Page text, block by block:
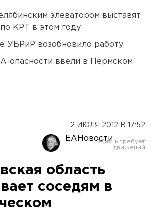
элеватором выставят
КРТ в этом году
УБРиР возобновило работу
опасности ввели в Пермском
2 ИЮЛЯ 2012 В 17:52
ЕАНовости
область
соседям в